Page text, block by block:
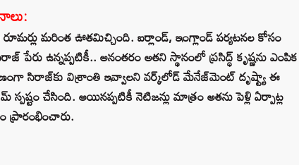
మరింత ఊతమిచ్చింది. ఐర్లాండ్, ఇంగ్లాండ్ పర్యటనల కోసం
ఉన్నప్పటికీ.. అనంతరం అతని స్థానంలో ప్రసిద్ధ్ కృష్ణను ఎంపిక
సిరాజ్‌కు విశ్రాంతి ఇవ్వాలని వర్క్‌లోడ్ మేనేజ్‌మెంట్ దృష్ట్యా ఈ
చేసింది. అయినప్పటికీ నెటిజన్లు మాత్రం అతను పెళ్లి ఏర్పాట్ల
ప్రారంభించారు.